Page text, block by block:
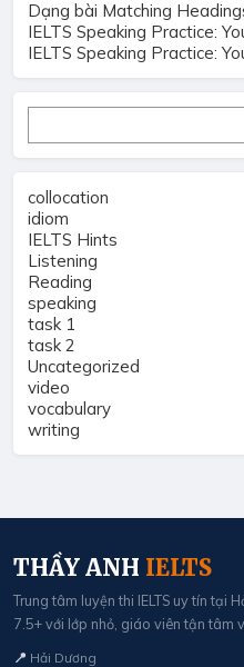
Dạng bài Matching
IELTS Speaking Practice:
IELTS Speaking Practice:
collocation
idiom
IELTS Hints
Listening
Reading
speaking
task 1
task 2
Uncategorized
video
vocabulary
writing
THẦY ANH IELTS
Trung tâm luyện thi IELTS uy tín tại
7.5+ với lớp nhỏ, giáo viên tận tâm
📍 Hải Dương